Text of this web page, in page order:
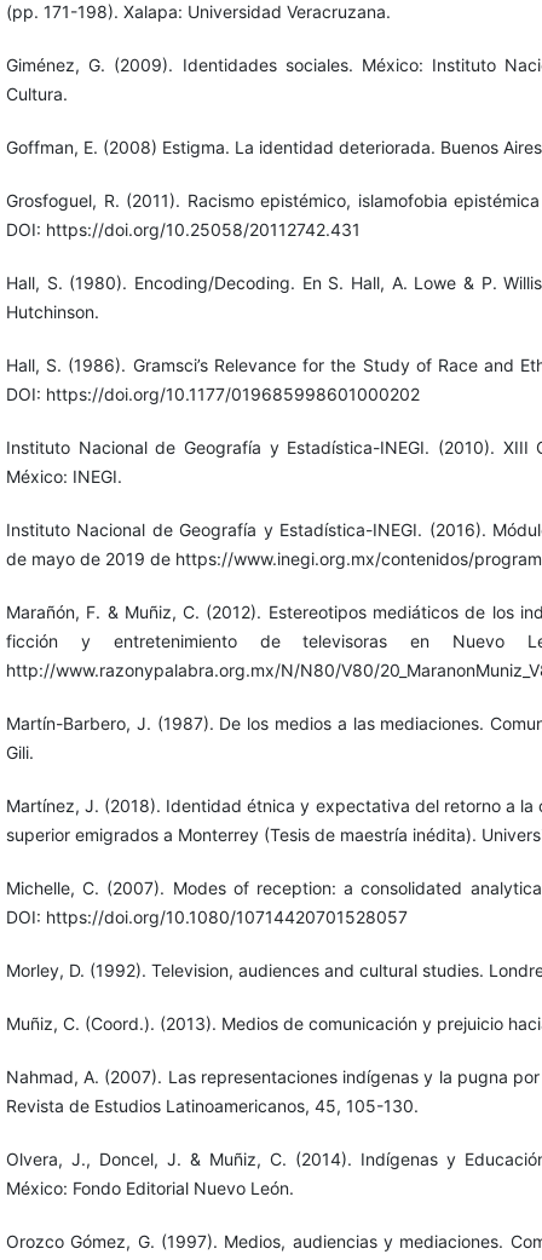
(pp. 171-198). Xalapa: Universidad Veracruzana.
Giménez, G. (2009). Identidades sociales. México: Instituto
Cultura.
Goffman, E. (2008) Estigma. La identidad deteriorada. Buenos
Grosfoguel, R. (2011). Racismo epistémico, islamofobia
DOI: https://doi.org/10.25058/20112742.431
Hall, S. (1980). Encoding/Decoding. En S. Hall, A. Lowe & P.
Hutchinson.
Hall, S. (1986). Gramsci’s Relevance for the Study of Race and
DOI: https://doi.org/10.1177/019685998601000202
Instituto Nacional de Geografía y Estadística-INEGI. (2010).
México: INEGI.
Instituto Nacional de Geografía y Estadística-INEGI. (2016).
de mayo de 2019 de https://www.inegi.org.mx/contenidos/
Marañón, F. & Muñiz, C. (2012). Estereotipos mediáticos de los
ficción y entretenimiento de televisoras en Nuevo
http://www.razonypalabra.org.mx/N/N80/V80/
Martín-Barbero, J. (1987). De los medios a las mediaciones.
Gili.
Martínez, J. (2018). Identidad étnica y expectativa del retorno a
superior emigrados a Monterrey (Tesis de maestría inédita).
Michelle, C. (2007). Modes of reception: a consolidated
DOI: https://doi.org/10.1080/10714420701528057
Morley, D. (1992). Television, audiences and cultural studies.
Muñiz, C. (Coord.). (2013). Medios de comunicación y prejuicio
Nahmad, A. (2007). Las representaciones indígenas y la pugna
Revista de Estudios Latinoamericanos, 45, 105-130.
Olvera, J., Doncel, J. & Muñiz, C. (2014). Indígenas y
México: Fondo Editorial Nuevo León.
Orozco Gómez, G. (1997). Medios, audiencias y mediaciones.